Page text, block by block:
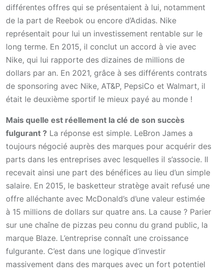
différentes offres qui se présentaient à lui, notamment
de la part de Reebok ou encore d’Adidas. Nike
représentait pour lui un investissement rentable sur le
long terme. En 2015, il conclut un accord à vie avec
Nike, qui lui rapporte des dizaines de millions de
dollars par an. En 2021, grâce à ses différents contrats
de sponsoring avec Nike, AT&P, PepsiCo et Walmart, il
était le deuxième sportif le mieux payé au monde !
Mais quelle est réellement la clé de son succès
fulgurant ? La réponse est simple. LeBron James a
toujours négocié auprès des marques pour acquérir des
parts dans les entreprises avec lesquelles il s’associe. Il
recevait ainsi une part des bénéfices au lieu d’un simple
salaire. En 2015, le basketteur stratège avait refusé une
offre alléchante avec McDonald’s d’une valeur estimée
à 15 millions de dollars sur quatre ans. La cause ? Parier
sur une chaîne de pizzas peu connu du grand public, la
marque Blaze. L’entreprise connaît une croissance
fulgurante. C’est dans une logique d’investir
massivement dans des marques avec un fort potentiel